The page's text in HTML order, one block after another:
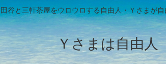
谷と三軒茶屋をウロウロする自由人・Ｙさまが自
Ｙさまは自由人